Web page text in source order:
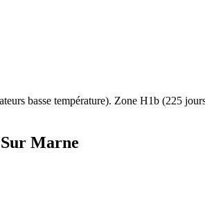
basse température). Zone H1b (225
Marne